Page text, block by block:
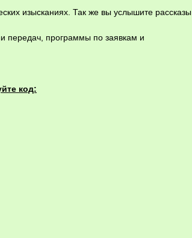
изысканиях. Так же вы услышите рассказы
передач, программы по заявкам и
код: